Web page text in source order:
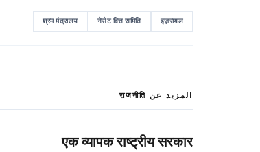
इज़रायल
नेसेट वित्त समिति
श्रम मंत्रालय
المزيد عن राजनीति
एक व्यापक राष्ट्रीय सरकार